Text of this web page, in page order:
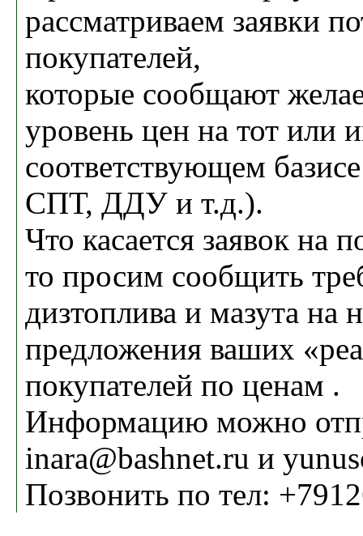
рассматриваем заявки
покупателей,
которые сообщают
уровень цен на тот или
соответствующем
СПТ, ДДУ и т.д.).
Что касается заявок на
то просим сообщить
дизтоплива и мазута на
предложения ваших
покупателей по ценам .
Информацию можно
inara@bashnet.ru и
Позвонить по тел: